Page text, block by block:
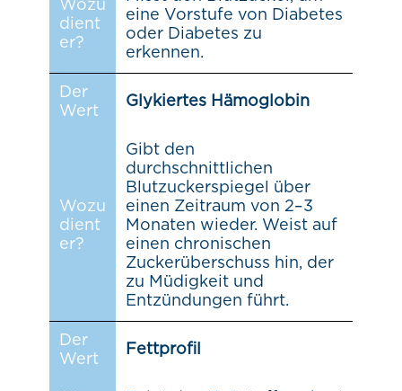
Wozu
dient
er?
eine Vorstufe von Diabetes
oder Diabetes zu
erkennen.
Der
Wert
Glykiertes Hämoglobin
Wozu
dient
er?
Gibt den
durchschnittlichen
Blutzuckerspiegel über
einen Zeitraum von 2–3
Monaten wieder. Weist auf
einen chronischen
Zuckerüberschuss hin, der
zu Müdigkeit und
Entzündungen führt.
Der
Wert
Fettprofil